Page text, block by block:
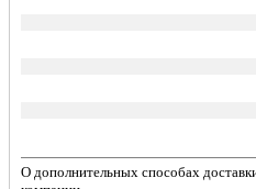
О дополнительных способах